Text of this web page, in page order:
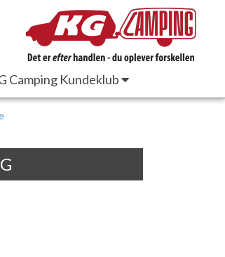
Camping Kundeklub